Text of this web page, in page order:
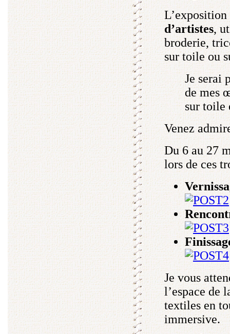
d’artistes,
broderie,
sur toile ou
Je serai
de mes
sur toile
Venez
Du 6 au 27
lors de ces
Je vous
l’espace de
textiles en
immersive.